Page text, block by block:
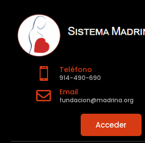
 Teléfono
914-490-690
 Email
fundacion@madrina.org
Acceder